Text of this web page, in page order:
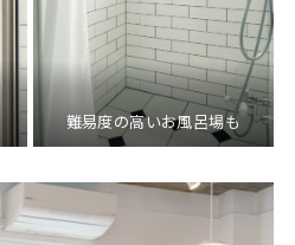
難易度の高いお風呂場も